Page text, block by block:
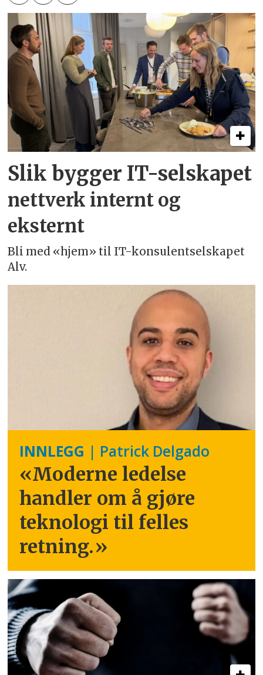
Slik bygger IT-selskapet
nettverk internt og
eksternt
Bli med «hjem» til IT-konsulentselskapet
Alv.
INNLEGG | Patrick Delgado
«Moderne ledelse
handler om å gjøre
teknologi til felles
retning.»